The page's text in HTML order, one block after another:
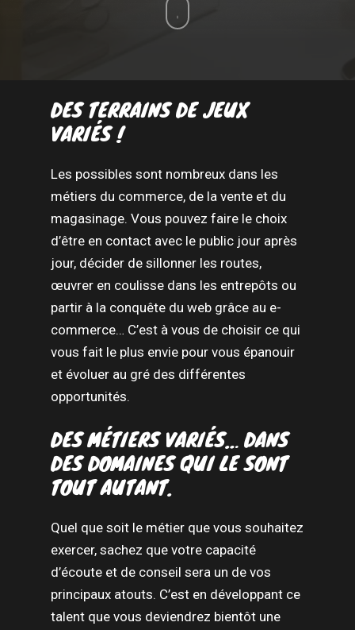
DES TERRAINS DE JEUX
VARIÉS !
Les possibles sont nombreux dans les
métiers du commerce, de la vente et du
magasinage. Vous pouvez faire le choix
d’être en contact avec le public jour après
jour, décider de sillonner les routes,
œuvrer en coulisse dans les entrepôts ou
partir à la conquête du web grâce au e-
commerce… C’est à vous de choisir ce qui
vous fait le plus envie pour vous épanouir
et évoluer au gré des différentes
opportunités.
DES MÉTIERS VARIÉS… DANS
DES DOMAINES QUI LE SONT
TOUT AUTANT.
Quel que soit le métier que vous souhaitez
exercer, sachez que votre capacité
d’écoute et de conseil sera un de vos
principaux atouts. C’est en développant ce
talent que vous deviendrez bientôt une